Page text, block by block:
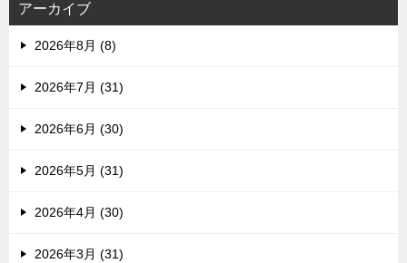
アーカイブ
2026年8月 (8)
2026年7月 (31)
2026年6月 (30)
2026年5月 (31)
2026年4月 (30)
2026年3月 (31)